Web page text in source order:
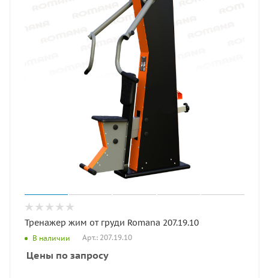
Тренажер жим от груди Romana 207.19.10
В наличии Арт.: 207.19.10
Цены по запросу